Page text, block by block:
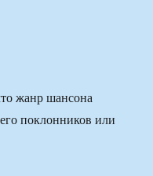
жанр шансона
поклонников или